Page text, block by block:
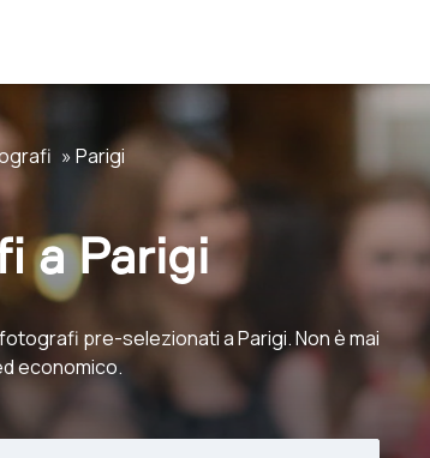
Parigi
a Parigi
pre-selezionati a Parigi. Non è mai
economico.